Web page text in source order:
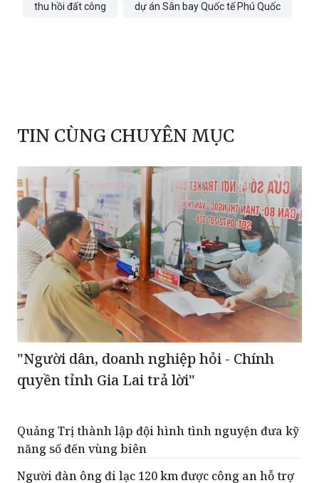
thu hồi đất công
dự án Sân bay Quốc tế Phú Quốc
TIN CÙNG CHUYÊN MỤC
"Người dân, doanh nghiệp hỏi - Chính
quyền tỉnh Gia Lai trả lời"
Quảng Trị thành lập đội hình tình nguyện đưa kỹ
năng số đến vùng biên
Người đàn ông đi lạc 120 km được công an hỗ trợ